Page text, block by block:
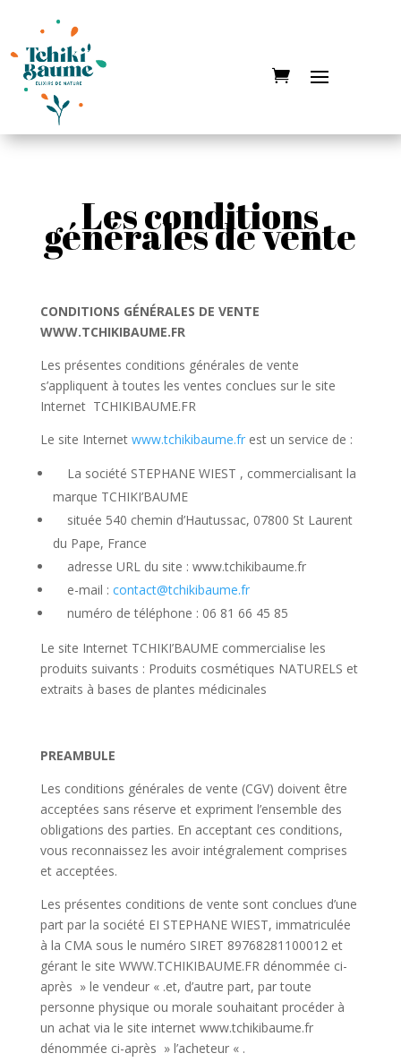
Les conditions
générales de vente
CONDITIONS GÉNÉRALES DE VENTE
WWW.TCHIKIBAUME.FR
Les présentes conditions générales de vente
s’appliquent à toutes les ventes conclues sur le site
Internet TCHIKIBAUME.FR
Le site Internet www.tchikibaume.fr est un service de :
La société STEPHANE WIEST , commercialisant la
marque TCHIKI’BAUME
située 540 chemin d’Hautussac, 07800 St Laurent
du Pape, France
adresse URL du site : www.tchikibaume.fr
e-mail : contact@tchikibaume.fr
numéro de téléphone : 06 81 66 45 85
Le site Internet TCHIKI’BAUME commercialise les
produits suivants : Produits cosmétiques NATURELS et
extraits à bases de plantes médicinales
PREAMBULE
Les conditions générales de vente (CGV) doivent être
acceptées sans réserve et expriment l’ensemble des
obligations des parties. En acceptant ces conditions,
vous reconnaissez les avoir intégralement comprises
et acceptées.
Les présentes conditions de vente sont conclues d’une
part par la société EI STEPHANE WIEST, immatriculée
à la CMA sous le numéro SIRET 89768281100012 et
gérant le site WWW.TCHIKIBAUME.FR dénommée ci-
après » le vendeur « .et, d’autre part, par toute
personne physique ou morale souhaitant procéder à
un achat via le site internet www.tchikibaume.fr
dénommée ci-après » l’acheteur « .